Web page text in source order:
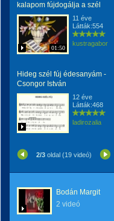
kalapom fújdogálja a szél
01:50
11 éve
Látták:554
kustragabor
Hideg szél fúj édesanyám -
Csongor István
12 éve
Látták:468
ladirozalia
2/3 oldal (19 videó)
Bodán Margit
2 videó